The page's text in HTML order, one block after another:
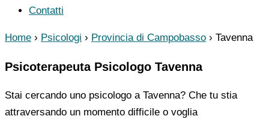
Contatti
Home › Psicologi › Provincia di Campobasso › Tavenna
Psicoterapeuta Psicologo Tavenna
Stai cercando uno psicologo a Tavenna? Che tu stia
attraversando un momento difficile o voglia